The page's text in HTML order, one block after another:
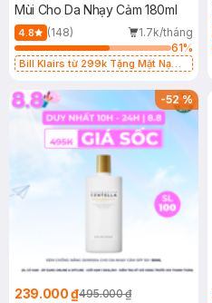
Mùi Cho Da Nhạy Cảm 180ml
4.8 (148)
1.7k/tháng
61%
Bill Klairs từ 299k Tặng Mặt Nạ
25ml (SL Có Hạn)
-52%
239.000 ₫495.000 ₫